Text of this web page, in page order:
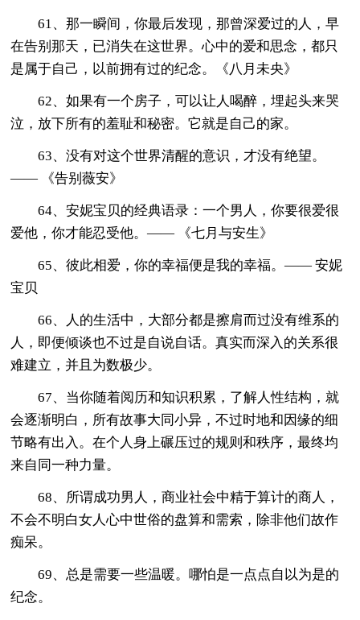
61、那一瞬间，你最后发现，那曾深爱过的人，早
在告别那天，已消失在这世界。心中的爱和思念，都只
是属于自己，以前拥有过的纪念。《八月未央》
62、如果有一个房子，可以让人喝醉，埋起头来哭
泣，放下所有的羞耻和秘密。它就是自己的家。
63、没有对这个世界清醒的意识，才没有绝望。
—— 《告别薇安》
64、安妮宝贝的经典语录：一个男人，你要很爱很
爱他，你才能忍受他。—— 《七月与安生》
65、彼此相爱，你的幸福便是我的幸福。—— 安妮
宝贝
66、人的生活中，大部分都是擦肩而过没有维系的
人，即便倾谈也不过是自说自话。真实而深入的关系很
难建立，并且为数极少。
67、当你随着阅历和知识积累，了解人性结构，就
会逐渐明白，所有故事大同小异，不过时地和因缘的细
节略有出入。在个人身上碾压过的规则和秩序，最终均
来自同一种力量。
68、所谓成功男人，商业社会中精于算计的商人，
不会不明白女人心中世俗的盘算和需索，除非他们故作
痴呆。
69、总是需要一些温暖。哪怕是一点点自以为是的
纪念。